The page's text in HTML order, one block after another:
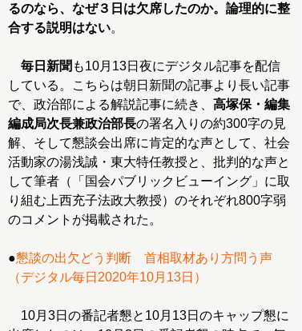
るのなら、なぜ３日は欠席したのか。論理的に整
合する説明はない。
毎日新聞 も10月13日夜にデジタル記事を配信
している。こちらは朝日新聞の記事より長い記事
で、政治部による解説記事に続き、 高塚保・編集
編成局次長兼政治部長の署名入りの約300字の見
解、そして懇談会出席に肯定的な声として、社会
活動家の湯浅誠・東大特任教授と、批判的な声と
して筆者（「国会パブリックビューイング」に取
り組む上西充子法政大教授）のそれぞれ800字弱
のコメントが掲載された。
●懇談の出欠どう判断 首相取材あり方問う声
（デジタル毎日2020年10月13日）
10月3日の番記者懇と10月13日のキャップ懇に